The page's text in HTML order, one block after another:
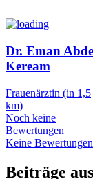
Dr. Eman
Keream
Frauenärztin (in 1,5
km)
Noch keine
Bewertungen
Keine Bewertungen
Beiträge